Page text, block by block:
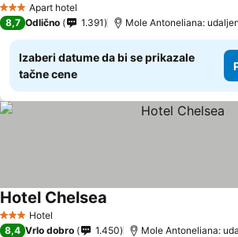
3 ZvezdiceApart hotel
8,7 Odlično 1.391 Mole Antoneliana:
Izaberi datume da bi se prikazale
tačne cene
3 Zvezdice
Hotel
Hotel Chelsea
8,4 Vrlo dobro 1.450 Mole Antoneliana: